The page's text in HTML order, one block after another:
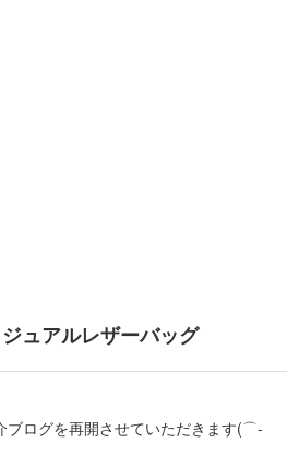
ュアルレザーバッグ
ブログを再開させていただきます(⌒‐